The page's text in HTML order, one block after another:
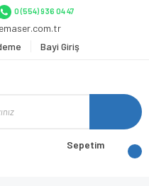
0 (554) 936 04 47
Bayi Giriş
Sepetim